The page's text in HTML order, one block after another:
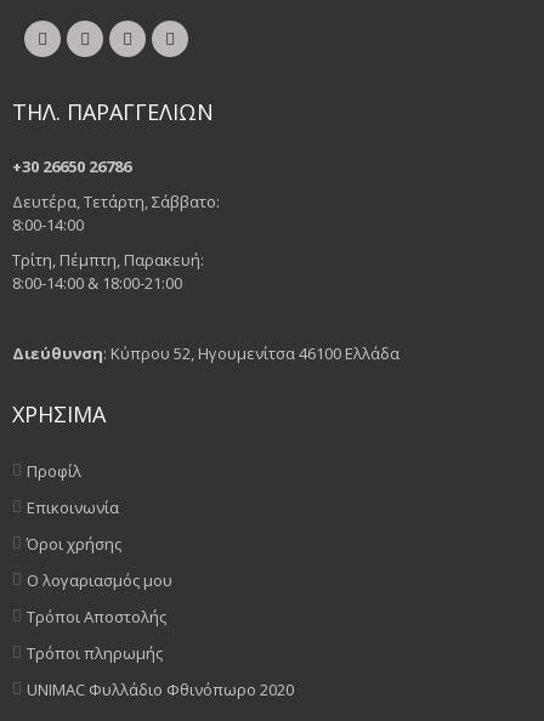
ΤΗΛ. ΠΑΡΑΓΓΕΛΙΩΝ
+30 26650 26786
Δευτέρα, Τετάρτη, Σάββατο:
8:00-14:00
Τρίτη, Πέμπτη, Παρακευή:
8:00-14:00 & 18:00-21:00
Διεύθυνση: Κύπρου 52, Ηγουμενίτσα 46100 Ελλάδα
ΧΡΗΣΙΜΑ
Προφίλ
Επικοινωνία
Όροι χρήσης
Ο λογαριασμός μου
Τρόποι Αποστολής
Τρόποι πληρωμής
UNIMAC Φυλλάδιο Φθινόπωρο 2020